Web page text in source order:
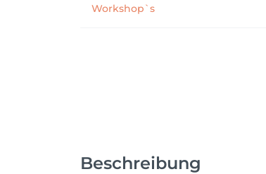
Workshop`s
Beschreibung